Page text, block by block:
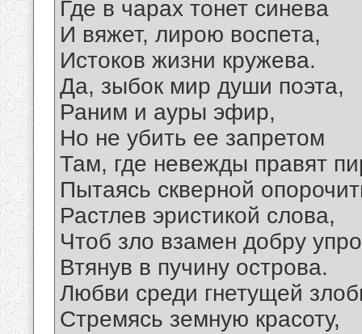
Где в чарах тонет синева
И вяжет, лирою воспета,
Истоков жизни кружева.
Да, зыбок мир души поэта,
Раним и ауры эфир,
Но не убить ее запретом
Там, где невежды правят
Пытаясь скверной
Растлев эристикой слова,
Чтоб зло взамен добру
Втянув в пучину острова.
Любви среди гнетущей
Стремясь земную красоту,